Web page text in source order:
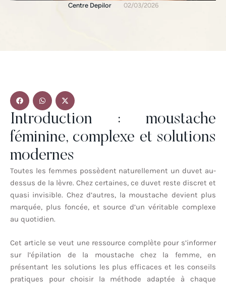
Centre Depilor 02/03/2026
Introduction : moustache
féminine, complexe et solutions
modernes
Toutes les femmes possèdent naturellement un duvet au-
dessus de la lèvre. Chez certaines, ce duvet reste discret et
quasi invisible. Chez d’autres, la moustache devient plus
marquée, plus foncée, et source d’un véritable complexe
au quotidien.
Cet article se veut une ressource complète pour s’informer
sur l’épilation de la moustache chez la femme, en
présentant les solutions les plus efficaces et les conseils
pratiques pour choisir la méthode adaptée à chaque